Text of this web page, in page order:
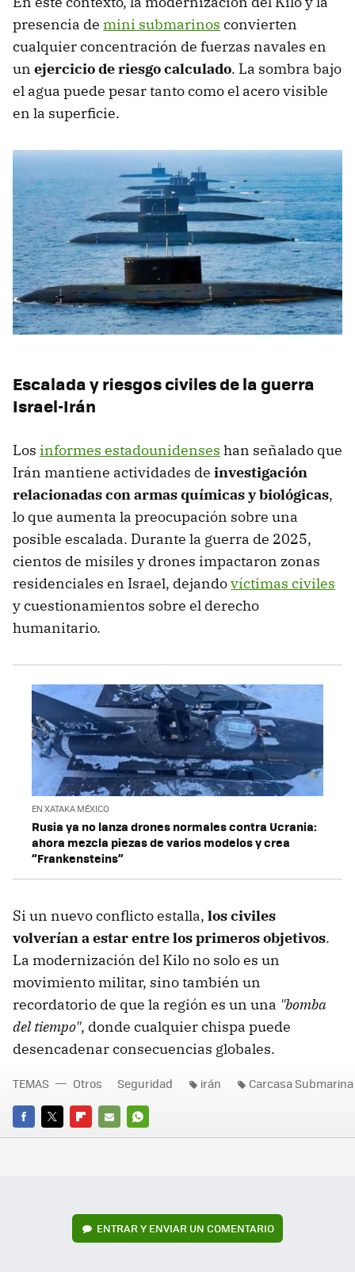
presencia de mini submarinos convierten
cualquier concentración de fuerzas navales en
un ejercicio de riesgo calculado. La sombra bajo
el agua puede pesar tanto como el acero visible
en la superficie.
Escalada y riesgos civiles de la guerra
Israel-Irán
Los informes estadounidenses han señalado que
Irán mantiene actividades de investigación
relacionadas con armas químicas y biológicas,
lo que aumenta la preocupación sobre una
posible escalada. Durante la guerra de 2025,
cientos de misiles y drones impactaron zonas
residenciales en Israel, dejandovíctimas civiles
y cuestionamientos sobre el derecho
humanitario.
EN XATAKA MÉXICO
Rusia ya no lanza drones normales contra Ucrania:
ahora mezcla piezas de varios modelos y crea
“Frankensteins”
Si un nuevo conflicto estalla, los civiles
volverían a estar entre los primeros objetivos.
La modernización del Kilo no solo es un
movimiento militar, sino también un
recordatorio de que la región es un una "bomba
del tiempo", donde cualquier chispa puede
desencadenar consecuencias globales.
FACEBOOK
TWITTERFLIPBOARD
E-
WHATSAPP
TEMAS Otros Seguridad irán Carcasa Submarina
ENTRAR Y ENVIAR UN COMENTARIO